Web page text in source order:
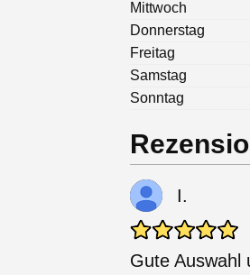
Mittwoch
Donnerstag
Freitag
Samstag
Sonntag
I.
Gute Auswahl